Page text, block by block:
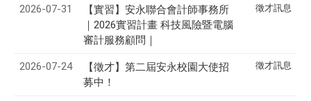
2026-07-31
【實習】安永聯合會計師事務所
｜2026實習計畫 科技風險暨電腦
審計服務顧問｜
徵才訊息
2026-07-24 【徵才】 第二屆安永校園大使招
募中！
徵才訊息